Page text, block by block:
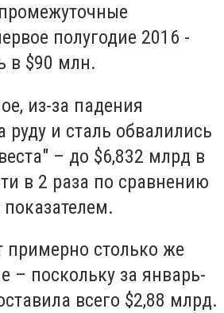
полугодие 2016 -
в $90 млн.
из-за падения
и сталь обвалились
– до $6,832 млрд в
в 2 раза по сравнению
примерно столько же
– поскольку за январь-
всего $2,88 млрд.